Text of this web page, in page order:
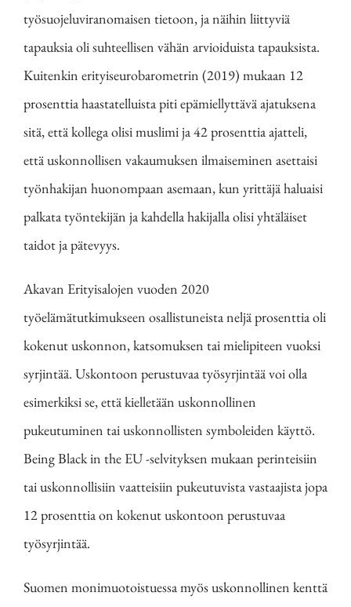
työsuojeluviranomaisen tietoon, ja näihin liittyviä
tapauksia oli suhteellisen vähän arvioiduista tapauksista.
Kuitenkin erityiseurobarometrin (2019) mukaan 12
prosenttia haastatelluista piti epämiellyttävä ajatuksena
sitä, että kollega olisi muslimi ja 42 prosenttia ajatteli,
että uskonnollisen vakaumuksen ilmaiseminen asettaisi
työnhakijan huonompaan asemaan, kun yrittäjä haluaisi
palkata työntekijän ja kahdella hakijalla olisi yhtäläiset
taidot ja pätevyys.
Akavan Erityisalojen vuoden 2020
työelämätutkimukseen osallistuneista neljä prosenttia oli
kokenut uskonnon, katsomuksen tai mielipiteen vuoksi
syrjintää. Uskontoon perustuvaa työsyrjintää voi olla
esimerkiksi se, että kielletään uskonnollinen
pukeutuminen tai uskonnollisten symboleiden käyttö.
Being Black in the EU -selvityksen mukaan perinteisiin
tai uskonnollisiin vaatteisiin pukeutuvista vastaajista jopa
12 prosenttia on kokenut uskontoon perustuvaa
työsyrjintää.
Suomen monimuotoistuessa myös uskonnollinen kenttä